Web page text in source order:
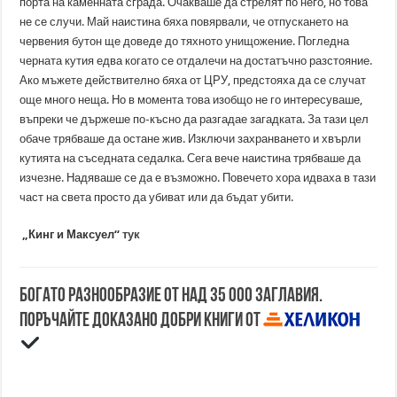
не се случи. Май наистина бяха повярвали, че отпускането на
червения бутон ще доведе до тяхното унищожение. Погледна
черната кутия едва когато се отдалечи на достатъчно разстояние.
Ако мъжете действително бяха от ЦРУ, предстояха да се случат
още много неща. Но в момента това изобщо не го интересуваше,
въпреки че държеше по-късно да разгадае загадката. За тази цел
обаче трябваше да остане жив. Изключи захранването и хвърли
кутията на съседната седалка. Сега вече наистина трябваше да
изчезне. Надяваше се да е възможно. Повечето хора идваха в тази
част на света просто да убиват или да бъдат убити.
„Кинг и Максуел“тук
Богато разнообразие от над 35 000 заглавия.
Поръчайте доказано добри книги от